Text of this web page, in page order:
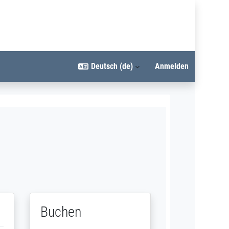
Deutsch ‎(de)‎ Anmelden
Buchen